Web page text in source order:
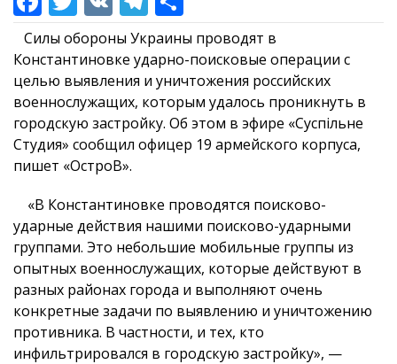
Силы обороны Украины проводят в
Константиновке ударно-поисковые операции с
целью выявления и уничтожения российских
военнослужащих, которым удалось проникнуть в
городскую застройку. Об этом в эфире «Суспільне
Студия» сообщил офицер 19 армейского корпуса,
пишет «ОстроВ».
«В Константиновке проводятся поисково-
ударные действия нашими поисково-ударными
группами. Это небольшие мобильные группы из
опытных военнослужащих, которые действуют в
разных районах города и выполняют очень
конкретные задачи по выявлению и уничтожению
противника. В частности, и тех, кто
инфильтрировался в городскую застройку», —